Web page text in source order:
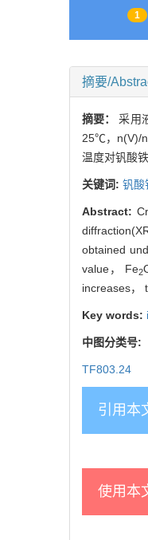
1
摘要/
摘要：采用
25℃，n(V)/
温度对钒酸
关键词: 钒酸
Abstract:
obtained
value， Fe2
increases，
Key words:
中图分类号:
TF803.24
引用本
使用本